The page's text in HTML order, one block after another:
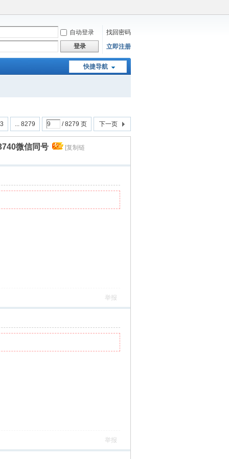
自动登录
找回密码
登录
立即注册
快捷导航
... 8279 / 8279 页 下一页
微信同号 [复制链
举报
举报